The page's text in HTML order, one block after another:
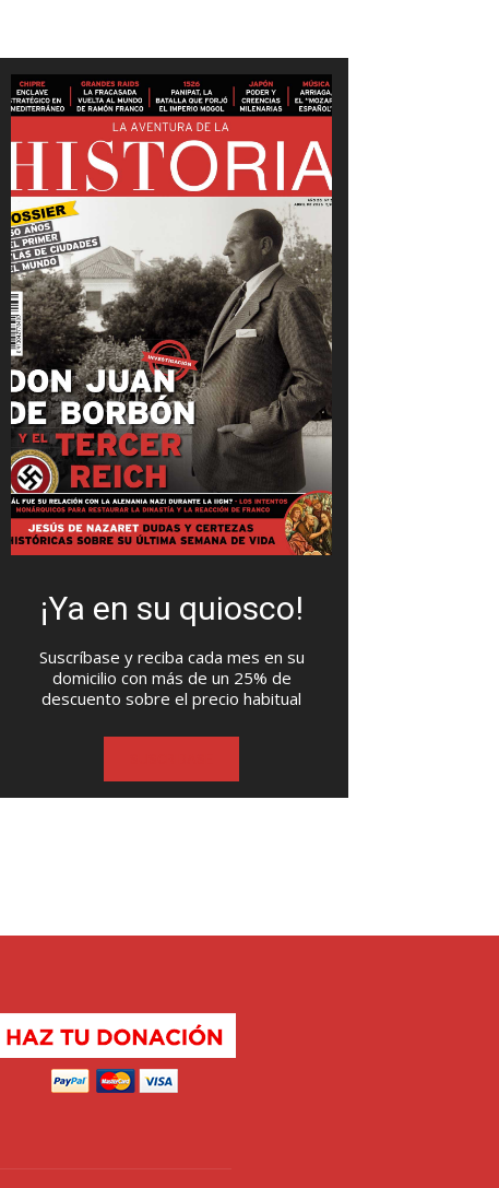
¡Ya en su quiosco!
Suscríbase y reciba cada mes en su
domicilio con más de un 25% de
descuento sobre el precio habitual